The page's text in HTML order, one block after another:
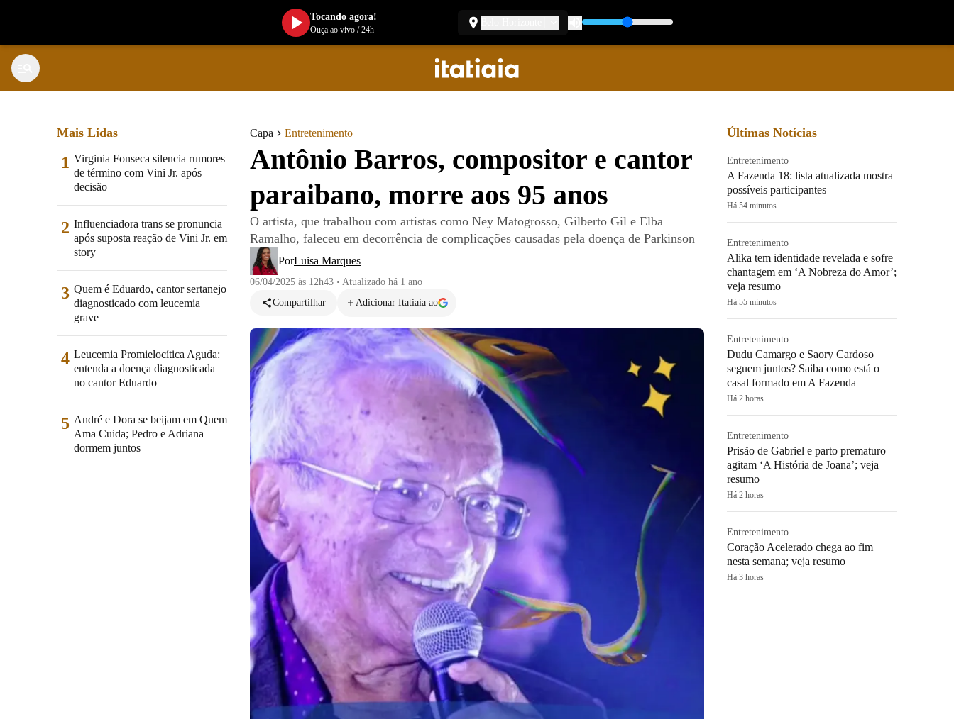
Capa Entretenimento
Antônio Barros, compositor e cantor
paraibano, morre aos 95 anos
O artista, que trabalhou com artistas como Ney Matogrosso, Gilberto Gil e Elba
Ramalho, faleceu em decorrência de complicações causadas pela doença de Parkinson
PorLuisa Marques
06/04/2025 às 12h43 • Atualizado há 1 ano
Compartilhar
Adicionar Itatiaia ao
Mais Lidas
1 Virginia Fonseca silencia rumores
de término com Vini Jr. após
decisão
2 Influenciadora trans se pronuncia
após suposta reação de Vini Jr. em
story
3 Quem é Eduardo, cantor sertanejo
diagnosticado com leucemia
grave
4 Leucemia Promielocítica Aguda:
entenda a doença diagnosticada
no cantor Eduardo
5 André e Dora se beijam em Quem
Ama Cuida; Pedro e Adriana
dormem juntos
Últimas Notícias
Entretenimento
A Fazenda 18: lista atualizada mostra
possíveis participantes
Há 54 minutos
Entretenimento
Alika tem identidade revelada e sofre
chantagem em ‘A Nobreza do Amor’;
veja resumo
Há 55 minutos
Entretenimento
Dudu Camargo e Saory Cardoso
seguem juntos? Saiba como está o
casal formado em A Fazenda
Há 2 horas
Entretenimento
Prisão de Gabriel e parto prematuro
agitam ‘A História de Joana’; veja
resumo
Há 2 horas
Entretenimento
Coração Acelerado chega ao fim
nesta semana; veja resumo
Há 3 horas
Tocando agora!
Ouça ao vivo/24h